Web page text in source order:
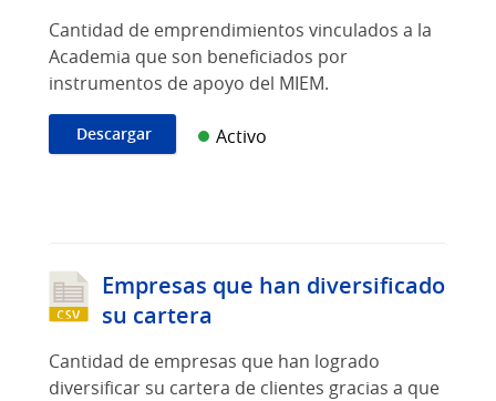
Cantidad de emprendimientos vinculados a la
Academia que son beneficiados por
instrumentos de apoyo del MIEM.
Descargar Activo
Empresas que han diversificado
su cartera
Cantidad de empresas que han logrado
diversificar su cartera de clientes gracias a que